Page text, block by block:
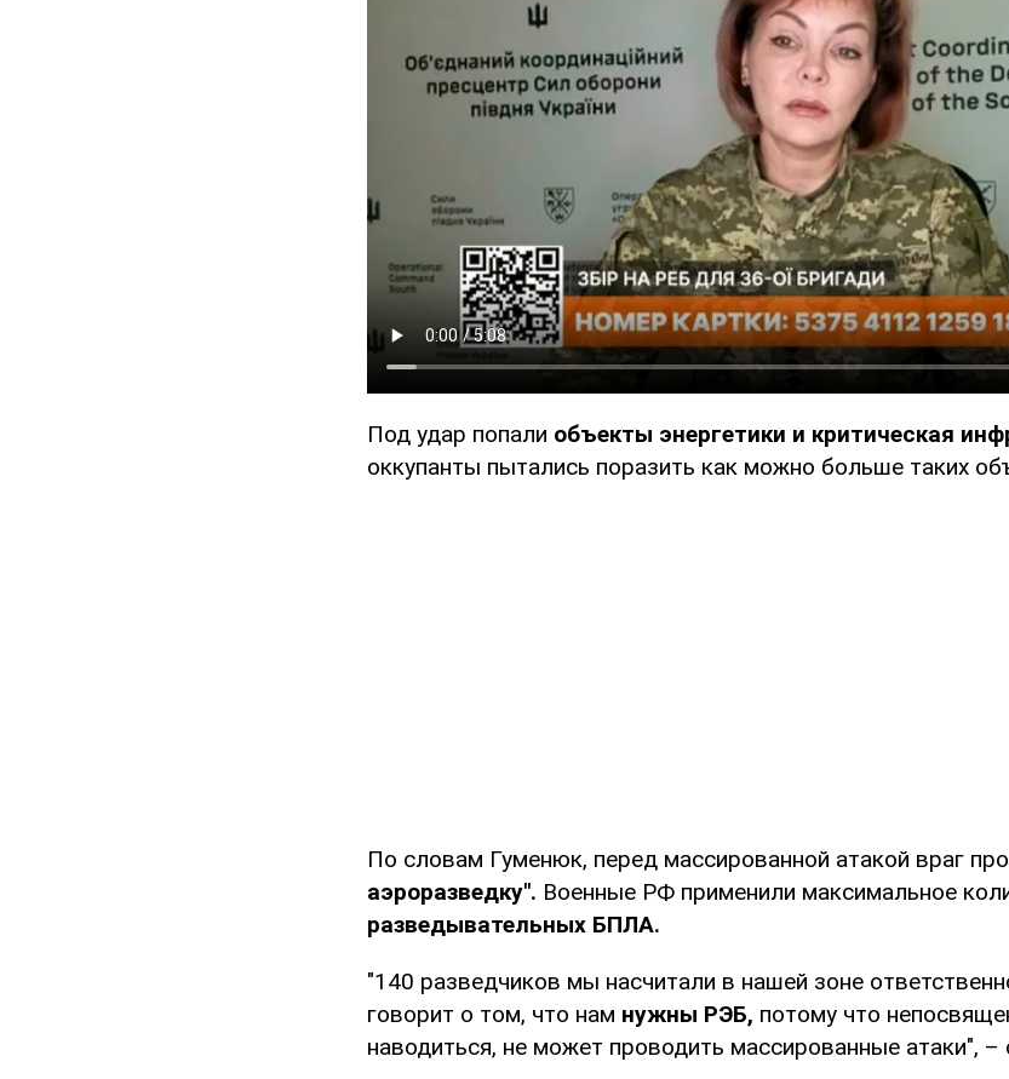
Под удар попали объекты энергетики и критическая
оккупанты пытались поразить как можно больше таких
По словам Гуменюк, перед массированной атакой враг
аэроразведку". Военные РФ применили максимальное
разведывательных БПЛА.
"140 разведчиков мы насчитали в нашей зоне
говорит о том, что нам нужны РЭБ, потому что
наводиться, не может проводить массированные атаки", –